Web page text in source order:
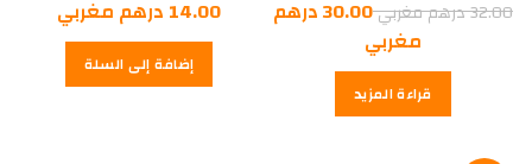
32.00درهم مغربيالسعر
الأصلي
هو:
32.00
30.00درهم
مغربي
الحالي
هو:
قراءة المزيد
14.00 درهم مغربي
إضافة إلى السلة